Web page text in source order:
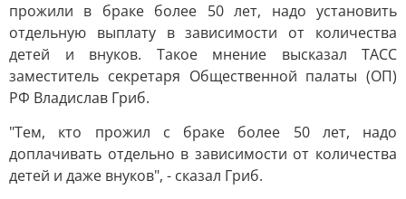
прожили в браке более 50 лет, надо установить
отдельную выплату в зависимости от количества
детей и внуков. Такое мнение высказал ТАСС
заместитель секретаря Общественной палаты (ОП)
РФ Владислав Гриб.
"Тем, кто прожил с браке более 50 лет, надо
доплачивать отдельно в зависимости от количества
детей и даже внуков", - сказал Гриб.